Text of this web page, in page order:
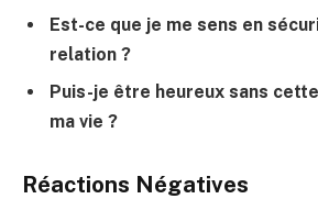
Est-ce que je me sens en
relation ?
Puis-je être heureux sans
ma vie ?
Réactions Négatives